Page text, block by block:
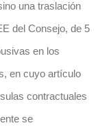
una traslación
del Consejo, de 5
en los
en cuyo artículo
contractuales
se